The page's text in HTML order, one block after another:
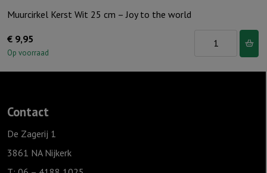
Muurcirkel Kerst Wit 25 cm – Joy to the world
€ 9,95
Op voorraad
Muurcirkel
Wit
Contact
De Zagerij 1
3861 NA Nijkerk